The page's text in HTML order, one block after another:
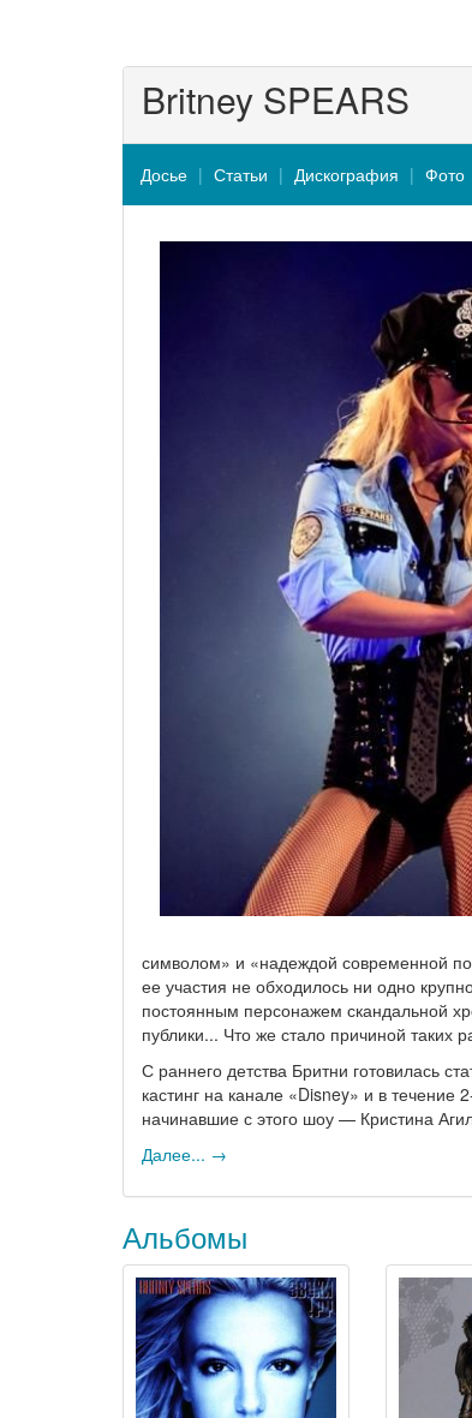
Britney SPEARS
Досье Статьи Дискография Фото
символом» и «надеждой современной
ее участия не обходилось ни одно
постоянным персонажем скандальной
публики... Что же стало причиной таких
С раннего детства Бритни готовилась
кастинг на канале «Disney» и в
начинавшие с этого шоу — Кристина
Далее... →
Альбомы